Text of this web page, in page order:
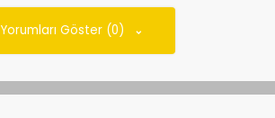
Yorumları Göster (0)